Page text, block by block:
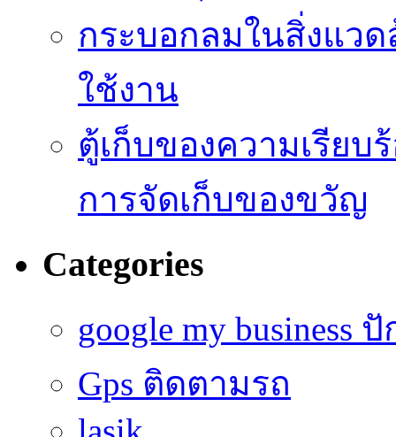
กระบอกลมในสิ่งแว
ใช้งาน
ตู้เก็บของความเรีย
การจัดเก็บของขวัญ
Categories
google my business
Gps ติดตามรถ